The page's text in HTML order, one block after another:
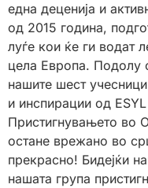
една деценија и
од 2015 година,
луѓе кои ќе ги водат
цела Европа. Подолу
нашите шест
и инспирации од
Пристигнувањето во
остане врежано во
прекрасно! Бидејќи
нашата група